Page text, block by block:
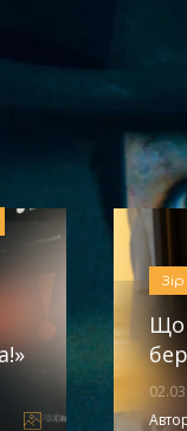
“Наречена!”
ексклюзивну
Що